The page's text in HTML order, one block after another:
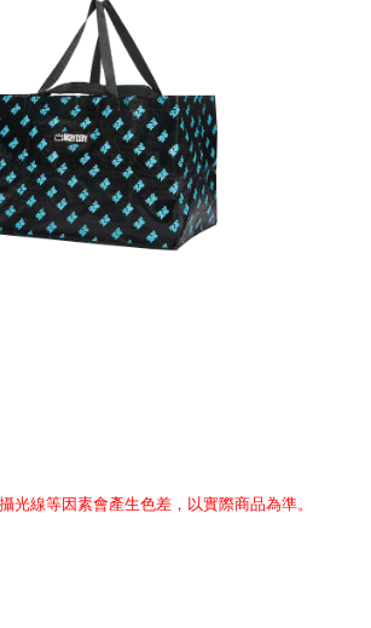
percuma untuk pesanan
percuma untuk pesanan
光線等因素會產生色差，以實際商品為準。